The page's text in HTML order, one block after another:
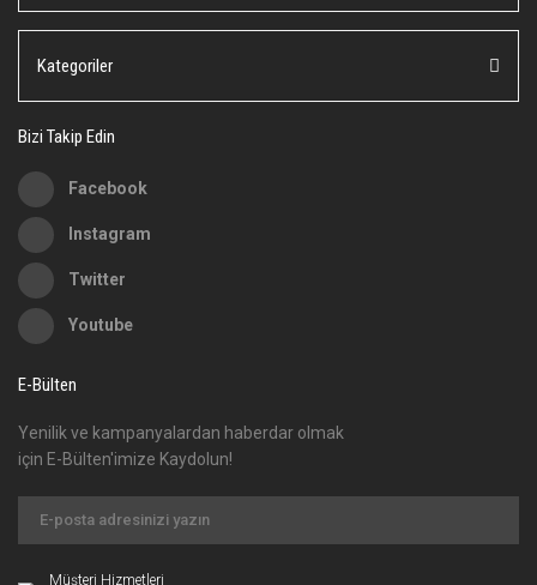
Ürün fiyatı diğer sitelerden daha pahalı.
Bu ürüne benzer farklı alternatifler olmalı.
Kategoriler
Bizi Takip Edin
Facebook
Instagram
Twitter
Youtube
E-Bülten
Yenilik ve kampanyalardan haberdar olmak
için E-Bülten'imize Kaydolun!
Müşteri Hizmetleri